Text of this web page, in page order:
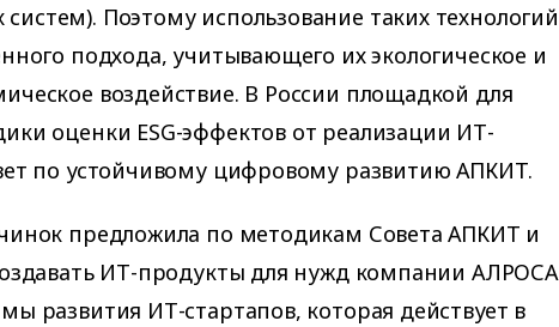
Поэтому использование таких технологий
подхода, учитывающего их экологическое и
воздействие. В России площадкой для
оценки ESG-эффектов от реализации ИТ-
по устойчивому цифровому развитию АПКИТ.
предложила по методикам Совета АПКИТ и
ИТ-продукты для нужд компании АЛРОСА
развития ИТ-стартапов, которая действует в